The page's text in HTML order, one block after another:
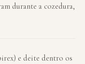
durante a cozedura,
e deite dentro os